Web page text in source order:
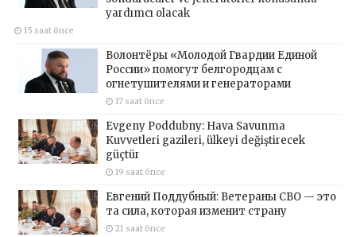
yardımcı olacak
15 saat önce
Волонтёры «Молодой Гвардии Единой
России» помогут белгородцам с
огнетушителями и генераторами
17 saat önce
Evgeny Poddubny: Hava Savunma
Kuvvetleri gazileri, ülkeyi değiştirecek
güçtür
19 saat önce
Евгений Поддубный: Ветераны СВО — это
та сила, которая изменит страну
21 saat önce